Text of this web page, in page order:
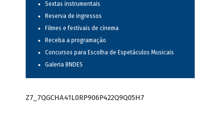
Sextas instrumentais
Reserva de ingressos
Filmes e festivais de cinema
Receba a programação
Concursos para Escolha de Espetáculos Musicais
Galeria BNDES
Z7_7QGCHA41L0RP906P422Q9Q05H7